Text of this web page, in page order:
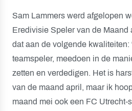
Sam Lammers werd afgelopen
Eredivisie Speler van de Maand
dat aan de volgende kwaliteiten:
teamspeler, meedoen in de
zetten en verdedigen. Het is
van de maand april, maar ik
maand mei ook een FC Utrecht-